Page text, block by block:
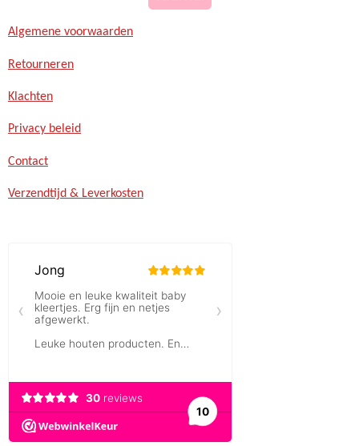
Algemene voorwaarden
Retourneren
Klachten
Privacy beleid
Contact
Verzendtijd & Leverkosten